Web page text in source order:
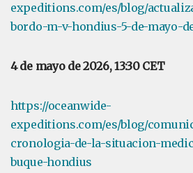
expeditions.com/es/blog/
bordo-m-v-hondius-5-de-mayo-
4 de mayo de 2026, 13:30 CET
https://oceanwide-
expeditions.com/es/blog/
cronologia-de-la-situacion-
buque-hondius